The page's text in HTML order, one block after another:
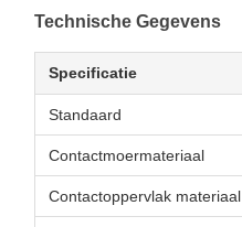
Technische Gegevens
Specificatie
Standaard
Contactmoermateriaal
Contactoppervlak materiaal